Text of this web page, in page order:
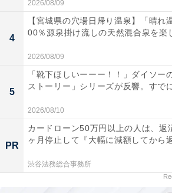
楽天トラベルの「5と0のつく日
は？
楽天トラベルでは、毎月5日・10日
日・30日に特別キャンペーンを実施
ー＆予約をすると、宿泊料金が特別
イント還元率もアップします。
さらに、キャンペーン対象施設の中
ペシャルプランや豪華特典が付く場
をお得に楽しみたい方は、ぜひこの
2026/08/09
4
【宮城県の穴場日帰り温泉】「晴れ
00％源泉掛け流しの天然混合泉を楽
2026/08/09
5
「靴下ほしいーーー！！」ダイソー
ストーリー」シリーズが反響。すで
2026/08/10
PR
カードローン50万円以上の人は、返
ヶ月停止して『大幅に減額してから
渋谷法務総合事務所